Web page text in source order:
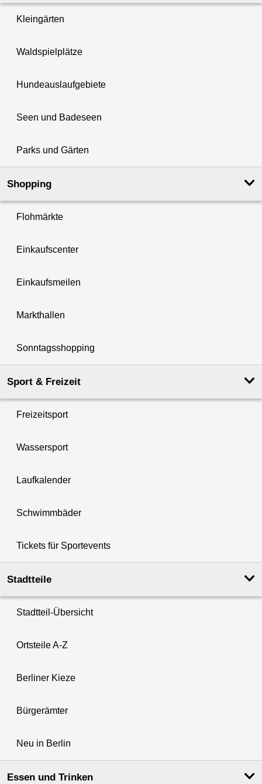
Kleingärten
Waldspielplätze
Hundeauslaufgebiete
Seen und Badeseen
Parks und Gärten
Shopping
Flohmärkte
Einkaufscenter
Einkaufsmeilen
Markthallen
Sonntagsshopping
Sport & Freizeit
Freizeitsport
Wassersport
Laufkalender
Schwimmbäder
Tickets für Sportevents
Stadtteile
Stadtteil-Übersicht
Ortsteile A-Z
Berliner Kieze
Bürgerämter
Neu in Berlin
Essen und Trinken